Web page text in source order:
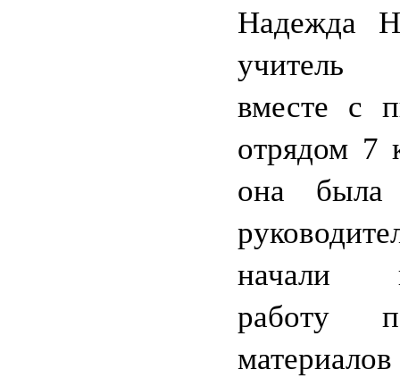
Надежда
учитель
вместе с
отрядом 7
она была
начали
работу